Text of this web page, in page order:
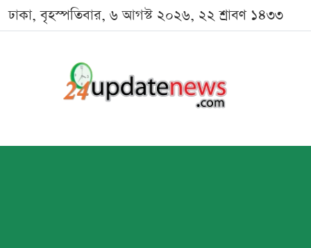
ঢাকা, বৃহস্পতিবার, ৬ আগস্ট ২০২৬, ২২ শ্রাবণ ১৪৩৩